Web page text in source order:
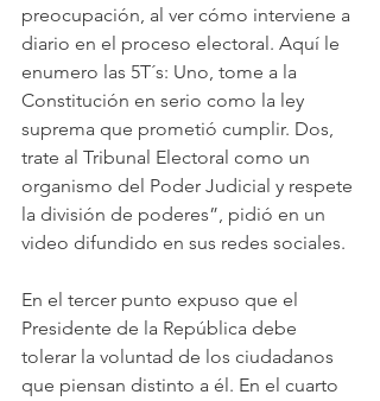
preocupación, al ver cómo interviene a
diario en el proceso electoral. Aquí le
enumero las 5T´s: Uno, tome a la
Constitución en serio como la ley
suprema que prometió cumplir. Dos,
trate al Tribunal Electoral como un
organismo del Poder Judicial y respete
la división de poderes”, pidió en un
video difundido en sus redes sociales.
En el tercer punto expuso que el
Presidente de la República debe
tolerar la voluntad de los ciudadanos
que piensan distinto a él. En el cuarto